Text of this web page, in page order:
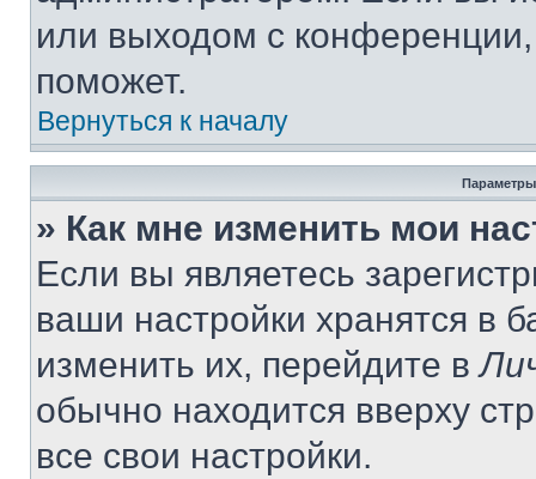
или выходом с
поможет.
Вернуться к началу
Параметры
» Как мне изменить мои
Если вы являетесь
ваши настройки хранятся в
изменить их, перейдите в
обычно находится вверху
все свои настройки.